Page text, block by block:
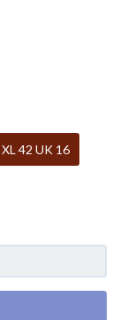
XL 42 UK 16